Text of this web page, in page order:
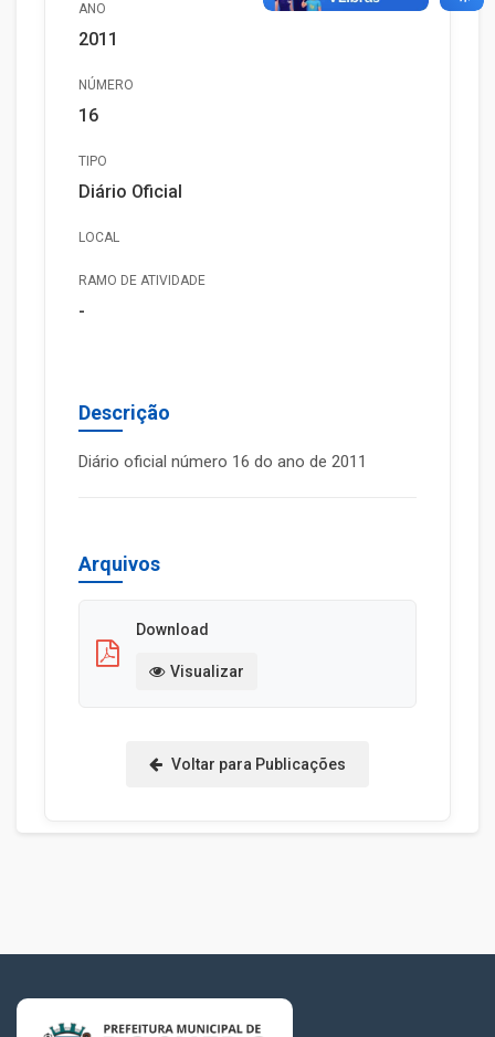
ANO
2011
NÚMERO
16
TIPO
Diário Oficial
LOCAL
RAMO DE ATIVIDADE
-
Descrição
Diário oficial número 16 do ano de 2011
Arquivos
Download
Visualizar
Voltar para Publicações